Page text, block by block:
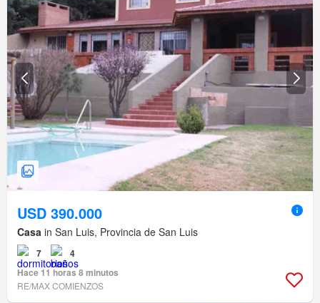
USD 390.000
Casa in San Luis, Provincia de San Luis
7
4
Hace 11 horas 8 minutos
RE/MAX COMIENZOS